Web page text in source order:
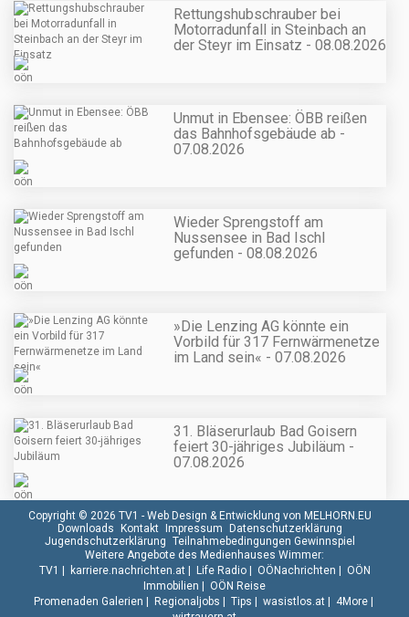
Rettungshubschrauber bei
Motorradunfall in Steinbach an
der Steyr im Einsatz - 08.08.2026
Unmut in Ebensee: ÖBB reißen
das Bahnhofsgebäude ab -
07.08.2026
Wieder Sprengstoff am
Nussensee in Bad Ischl
gefunden - 08.08.2026
»Die Lenzing AG könnte ein
Vorbild für 317 Fernwärmenetze
im Land sein« - 07.08.2026
31. Bläserurlaub Bad Goisern
feiert 30-jähriges Jubiläum -
07.08.2026
Copyright © 2026 TV1 - Web Design & Entwicklung von MELHORN.EU
Downloads Kontakt Impressum Datenschutzerklärung
Jugendschutzerklärung Teilnahmebedingungen Gewinnspiel
Weitere Angebote des Medienhauses Wimmer:
TV1 | karriere.nachrichten.at| Life Radio| OÖNachrichten | OÖN
Immobilien | OÖN Reise
Promenaden Galerien | Regionaljobs | Tips | wasistlos.at| 4More|